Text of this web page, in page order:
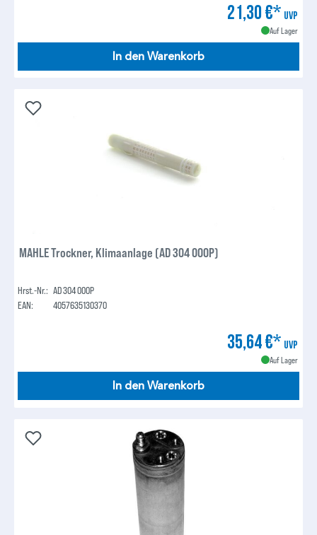
21,30 €* UVP
Auf Lager
In den Warenkorb
MAHLE Trockner, Klimaanlage (AD 304 000P)
Hrst.-Nr.: AD 304 000P
EAN:
4057635130370
35,64 €* UVP
Auf Lager
In den Warenkorb